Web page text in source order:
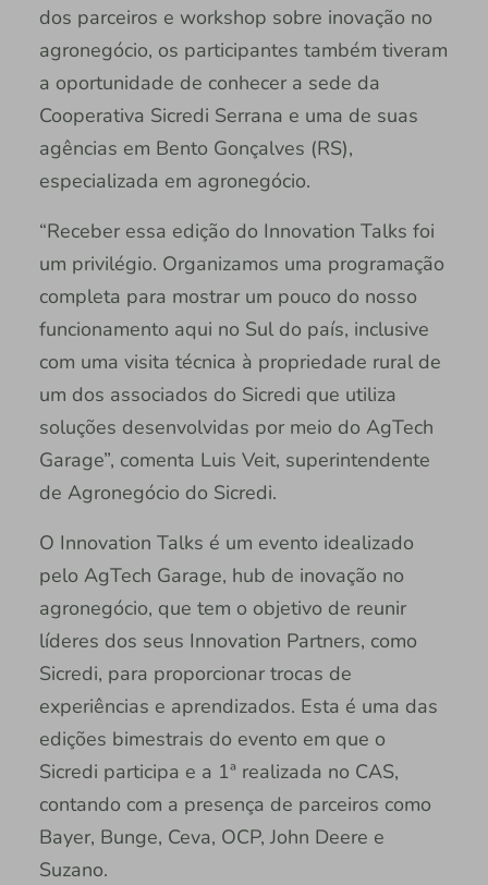
dos parceiros e workshop sobre inovação no
agronegócio, os participantes também tiveram
a oportunidade de conhecer a sede da
Cooperativa Sicredi Serrana e uma de suas
agências em Bento Gonçalves (RS),
especializada em agronegócio.
“Receber essa edição do Innovation Talks foi
um privilégio. Organizamos uma programação
completa para mostrar um pouco do nosso
funcionamento aqui no Sul do país, inclusive
com uma visita técnica à propriedade rural de
um dos associados do Sicredi que utiliza
soluções desenvolvidas por meio do AgTech
Garage”, comenta Luis Veit, superintendente
de Agronegócio do Sicredi.
O Innovation Talks é um evento idealizado
pelo AgTech Garage, hub de inovação no
agronegócio, que tem o objetivo de reunir
líderes dos seus Innovation Partners, como
Sicredi, para proporcionar trocas de
experiências e aprendizados. Esta é uma das
edições bimestrais do evento em que o
Sicredi participa e a 1ª realizada no CAS,
contando com a presença de parceiros como
Bayer, Bunge, Ceva, OCP, John Deere e
Suzano.